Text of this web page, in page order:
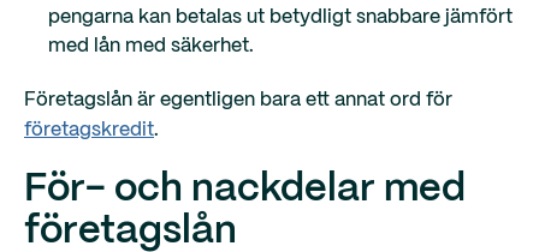
pengarna kan betalas ut betydligt snabbare jämfört
med lån med säkerhet.
Företagslån är egentligen bara ett annat ord för
företagskredit.
För- och nackdelar med
företagslån